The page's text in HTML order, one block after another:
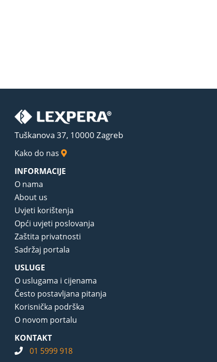
Tuškanova 37, 10000 Zagreb
Kako do nas
INFORMACIJE
O nama
About us
Uvjeti korištenja
Opći uvjeti poslovanja
Zaštita privatnosti
Sadržaj portala
USLUGE
O uslugama i cijenama
Često postavljana pitanja
Korisnička podrška
O novom portalu
KONTAKT
01 5999 918